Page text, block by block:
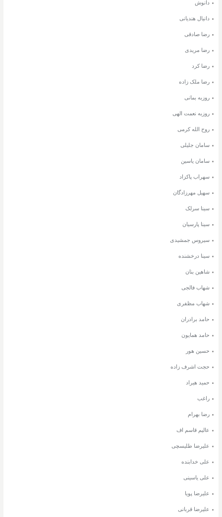
دانوش
دانیال هندیانی
رضا صادقی
رضا مریدی
رضا کرد
رضا ملک زاده
روزبه بمانی
روزبه نعمت الهی
روح الله کرمی
سامان جلیلی
سامان یاسین
سهراب پاکزاد
سهیل مهرزادگان
سینا سرلک
سینا پارسیان
سیروس جمشیدی
سینا درخشنده
شاهین بنان
شهاب فالجی
شهاب مظفری
حامد برادران
حامد همایون
حسین هور
حجت اشرف زاده
حمید هیراد
راغب
رضا بهرام
عالیم قاسم اف
علیرضا طلیسچی
علی خدابنده
علی یاسینی
علیرضا پویا
علیرضا قربانی